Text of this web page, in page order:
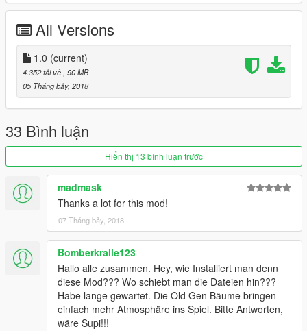
All Versions
1.0 (current)
4.352 tải về, 90 MB
05 Tháng bảy, 2018
33 Bình luận
Hiển thị 13 bình luận trước
madmask
Thanks a lot for this mod!
07 Tháng bảy, 2018
Bomberkralle123
Hallo alle zusammen. Hey, wie Installiert man denn
diese Mod??? Wo schiebt man die Dateien hin???
Habe lange gewartet. Die Old Gen Bäume bringen
einfach mehr Atmosphäre ins Spiel. Bitte Antworten,
wäre Supi!!!